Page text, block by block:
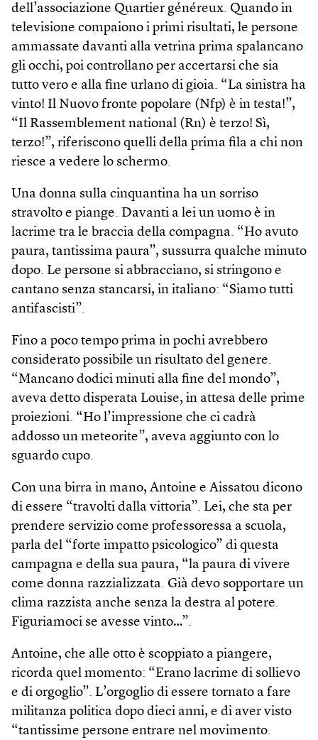
dell’associazione Quartier généreux. Quando in
televisione compaiono i primi risultati, le persone
ammassate davanti alla vetrina prima spalancano
gli occhi, poi controllano per accertarsi che sia
tutto vero e alla fine urlano di gioia. “La sinistra ha
vinto! Il Nuovo fronte popolare (Nfp) è in testa!”,
“Il Rassemblement national (Rn) è terzo! Sì,
terzo!”, riferiscono quelli della prima fila a chi non
riesce a vedere lo schermo.
Una donna sulla cinquantina ha un sorriso
stravolto e piange. Davanti a lei un uomo è in
lacrime tra le braccia della compagna. “Ho avuto
paura, tantissima paura”, sussurra qualche minuto
dopo. Le persone si abbracciano, si stringono e
cantano senza stancarsi, in italiano: “Siamo tutti
antifascisti”.
Fino a poco tempo prima in pochi avrebbero
considerato possibile un risultato del genere.
“Mancano dodici minuti alla fine del mondo”,
aveva detto disperata Louise, in attesa delle prime
proiezioni. “Ho l’impressione che ci cadrà
addosso un meteorite”, aveva aggiunto con lo
sguardo cupo.
Con una birra in mano, Antoine e Aissatou dicono
di essere “travolti dalla vittoria”. Lei, che sta per
prendere servizio come professoressa a scuola,
parla del “forte impatto psicologico” di questa
campagna e della sua paura, “la paura di vivere
come donna razzializzata. Già devo sopportare un
clima razzista anche senza la destra al potere.
Figuriamoci se avesse vinto…”.
Antoine, che alle otto è scoppiato a piangere,
ricorda quel momento: “Erano lacrime di sollievo
e di orgoglio”. L’orgoglio di essere tornato a fare
militanza politica dopo dieci anni, e di aver visto
“tantissime persone entrare nel movimento.